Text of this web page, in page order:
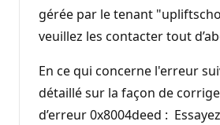
gérée par le tenant
veuillez les contacter tout
En ce qui concerne l'erreur
détaillé sur la façon de
d’erreur 0x8004deed :